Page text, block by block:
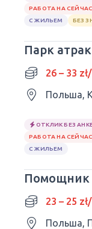
РАБОТА НА СЕЙЧАС
С ЖИЛЬЕМ
БЕЗ
Парк
26 – 33
Польша,
ОТКЛИК БЕЗ
РАБОТА НА СЕЙЧАС
С ЖИЛЬЕМ
Помощник
23 – 25
Польша,